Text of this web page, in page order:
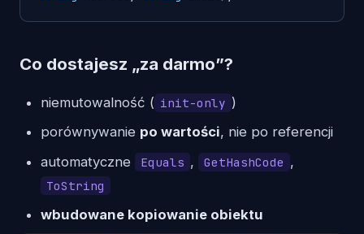
Co dostajesz „za darmo”?
niemutowalność ( init-only )
porównywanie po wartości, nie po referencji
automatyczne
Equals , GetHashCode ,
ToString
wbudowane kopiowanie obiektu